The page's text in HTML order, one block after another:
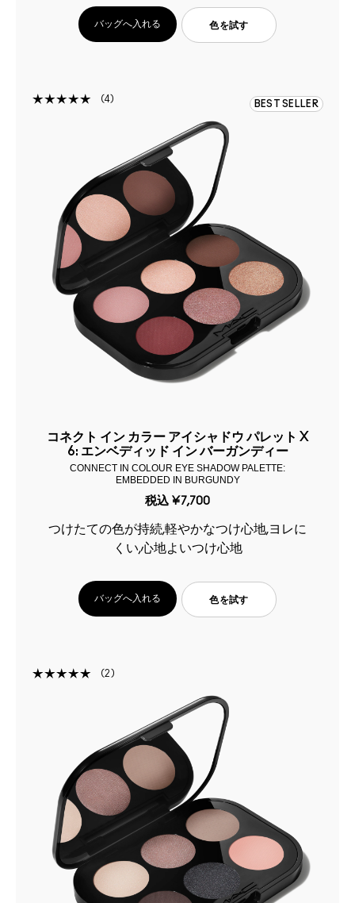
バッグへ入れる 色を試す
4 BEST SELLER
コネクト イン カラー アイシャドウ パレット X
6: エンベディッド イン バーガンディー
CONNECT IN COLOUR EYE SHADOW PALETTE:
EMBEDDED IN BURGUNDY
税込 ¥7,700
つけたての色が持続,軽やかなつけ心地,ヨレに
くい,心地よいつけ心地
バッグへ入れる 色を試す
2